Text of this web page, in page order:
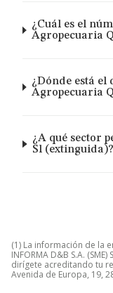
¿Cuál es el
Agropecuaria
¿Dónde está
Agropecuaria
¿A qué sector
Sl (extinguida)?
(1) La información de la
INFORMA D&B S.A.
dirígete acreditando tu
Avenida de Europa, 19,